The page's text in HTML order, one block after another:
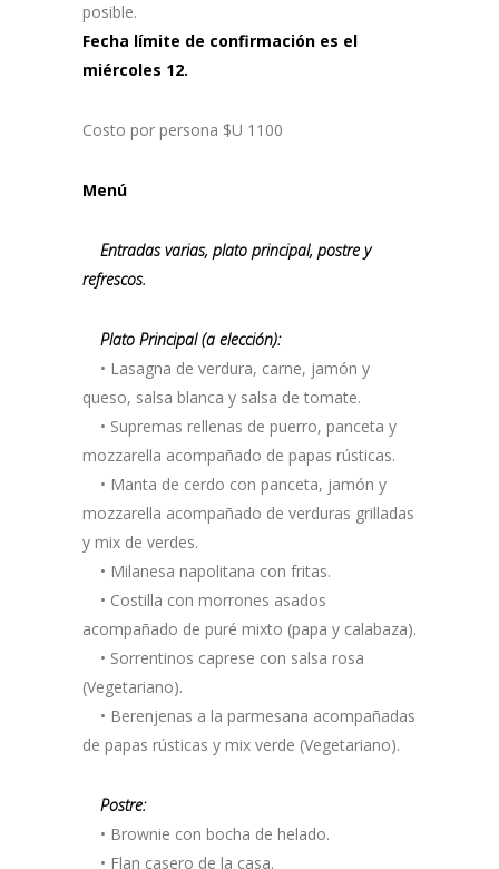
posible.
Fecha límite de confirmación es el
miércoles 12.
Costo por persona $U 1100
Menú
Entradas varias, plato principal, postre y
refrescos.
Plato Principal (a elección):
• Lasagna de verdura, carne, jamón y
queso, salsa blanca y salsa de tomate.
• Supremas rellenas de puerro, panceta y
mozzarella acompañado de papas rústicas.
• Manta de cerdo con panceta, jamón y
mozzarella acompañado de verduras grilladas
y mix de verdes.
• Milanesa napolitana con fritas.
• Costilla con morrones asados
acompañado de puré mixto (papa y calabaza).
• Sorrentinos caprese con salsa rosa
(Vegetariano).
• Berenjenas a la parmesana acompañadas
de papas rústicas y mix verde (Vegetariano).
Postre:
• Brownie con bocha de helado.
• Flan casero de la casa.